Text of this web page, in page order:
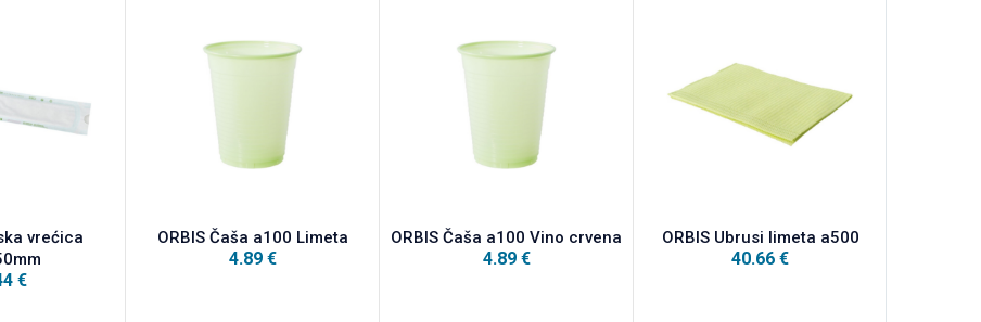
vrećica
€
ORBIS Čaša a100 Limeta
4.89 €
ORBIS Čaša a100 Vino crvena
4.89 €
ORBIS Ubrusi limeta a500
40.66 €